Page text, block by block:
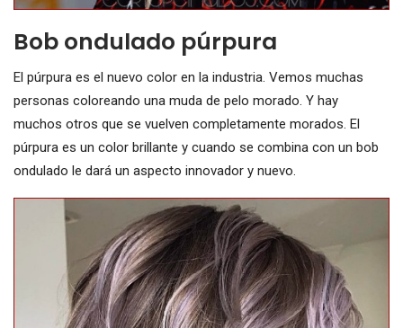
Bob ondulado púrpura
El púrpura es el nuevo color en la industria. Vemos muchas
personas coloreando una muda de pelo morado. Y hay
muchos otros que se vuelven completamente morados. El
púrpura es un color brillante y cuando se combina con un bob
ondulado le dará un aspecto innovador y nuevo.